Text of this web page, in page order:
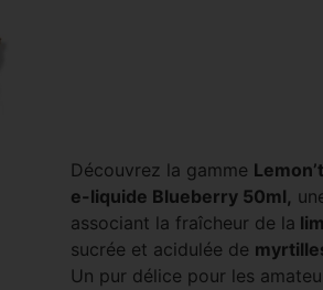
Découvrez la gamme
e-liquide Blueberry 50ml,
associant la fraîcheur de la
sucrée et acidulée de
Un pur délice pour les